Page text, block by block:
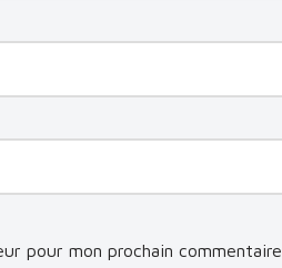
pour mon prochain commentaire.